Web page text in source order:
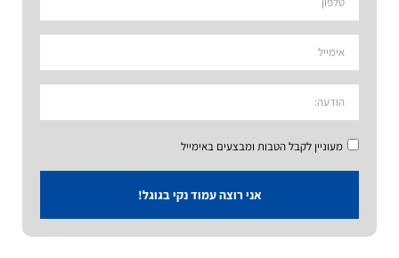
מעוניין לקבל הטבות ומבצעים באימייל
אני רוצה עמוד נקי בגוגל!